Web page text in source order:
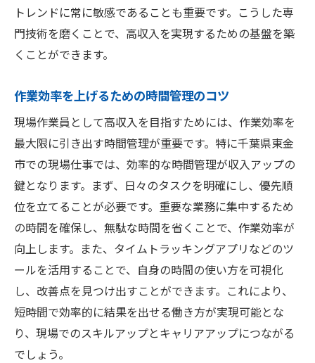
トレンドに常に敏感であることも重要です。こうした専
門技術を磨くことで、高収入を実現するための基盤を築
くことができます。
作業効率を上げるための時間管理のコツ
現場作業員として高収入を目指すためには、作業効率を
最大限に引き出す時間管理が重要です。特に千葉県東金
市での現場仕事では、効率的な時間管理が収入アップの
鍵となります。まず、日々のタスクを明確にし、優先順
位を立てることが必要です。重要な業務に集中するため
の時間を確保し、無駄な時間を省くことで、作業効率が
向上します。また、タイムトラッキングアプリなどのツ
ールを活用することで、自身の時間の使い方を可視化
し、改善点を見つけ出すことができます。これにより、
短時間で効率的に結果を出せる働き方が実現可能とな
り、現場でのスキルアップとキャリアアップにつながる
でしょう。